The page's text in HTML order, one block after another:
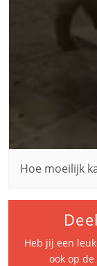
Hoe moeilijk
Heb jij een
ook op